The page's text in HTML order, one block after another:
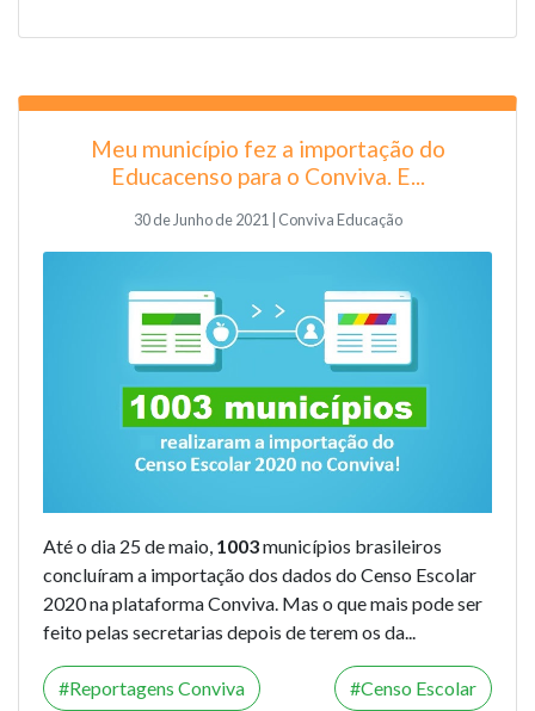
Meu município fez a importação do
Educacenso para o Conviva. E...
30 de Junho de 2021 | Conviva Educação
Até o dia 25 de maio, 1003municípios brasileiros
concluíram a importação dos dados do Censo Escolar
2020 na plataforma Conviva. Mas o que mais pode ser
feito pelas secretarias depois de terem os da...
Reportagens Conviva Censo Escolar